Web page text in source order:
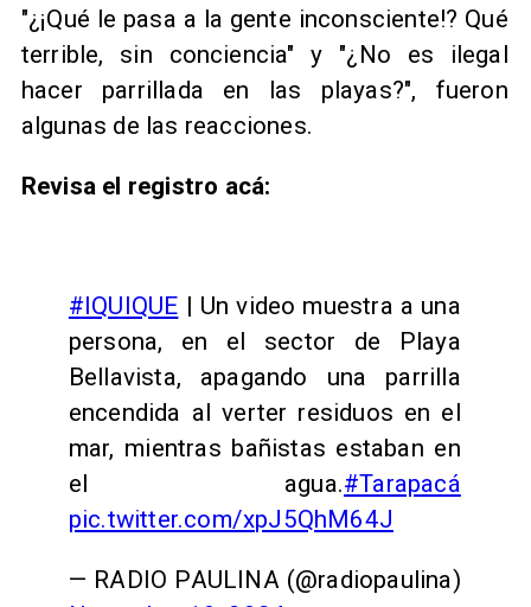
"¿¡Qué le pasa a la gente inconsciente!? Qué
terrible, sin conciencia" y "¿No es ilegal
hacer parrillada en las playas?", fueron
algunas de las reacciones.
Revisa el registro acá:
#IQUIQUE | Un video muestra a una
persona, en el sector de Playa
Bellavista, apagando una parrilla
encendida al verter residuos en el
mar, mientras bañistas estaban en
el agua.#Tarapacá
pic.twitter.com/xpJ5QhM64J
— RADIO PAULINA (@radiopaulina)